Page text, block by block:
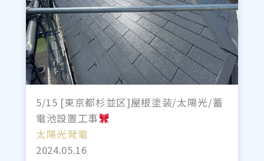
5/15 [東京都杉並区]屋根塗装/太陽光/蓄
電池設置工事
太陽光発電
2024.05.16